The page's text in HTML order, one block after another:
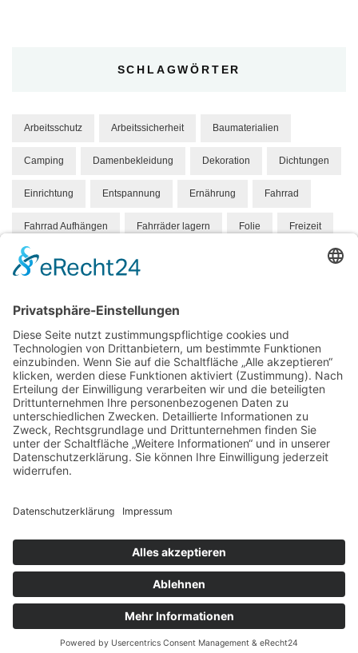
SCHLAGWÖRTER
Arbeitsschutz Arbeitssicherheit Baumaterialien
Camping Damenbekleidung Dekoration Dichtungen
Einrichtung Entspannung Ernährung Fahrrad
Fahrrad Aufhängen Fahrräder lagern Folie Freizeit
Gesundheit Hund
Medizin Mode Möbel Orthopädisch
Personalisieren Pflege Produkt Roboter
Schuhe Skandinavien Sport Stahl
Staubsauger Trampolin Umzug Verpackung
Blossom Mommy Blog | Entwickelt von
Themes. Präsentiert vonWordPress.